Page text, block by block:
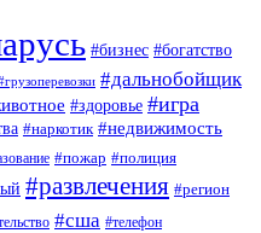
#бизнес #богатство
#дальнобойщик
#здоровье #игра
#наркотик #недвижимость
#пожар #полиция
#развлечения #регион
#сша #телефон